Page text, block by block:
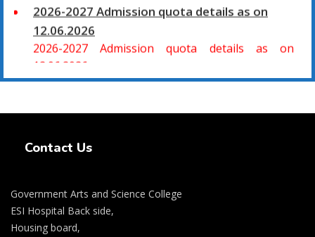
2026-2027 Admission quota details as on
12.06.2026
2026-2027 Admission quota details as on
12.06.2026
சிவகாசி, அரசு கலை மற்றும் அறிவியல் கல்லூரியில்
விலங்கியல் ஆகிய அறிவியல் பாடப்பிரிவுகளுக்கும்,
09.06.2026 அன்று B.Com., வணிகவியல், B.B.A.,
வணிக நிர்வாகவியல், B.A., பொருளியல், B.A., வரலாறு
Contact Us
Government Arts and Science College
ESI Hospital Back side,
Housing board,